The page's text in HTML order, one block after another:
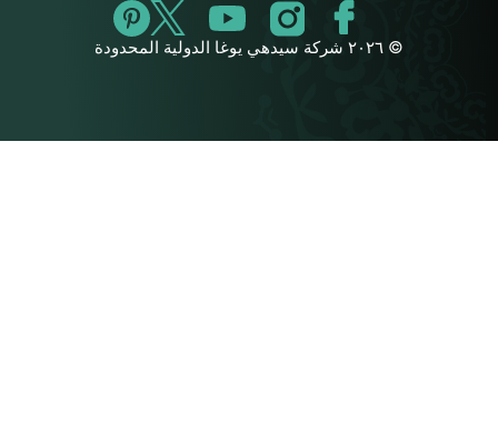
© ٢٠٢٦ شركة سيدهي يوغا الدولية المحدودة